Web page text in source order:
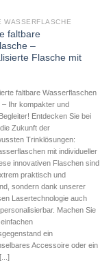
WASSERFLASCHE
faltbare
–
Flasche mit
faltbare Wasserflaschen
Ihr kompakter und
Entdecken Sie bei
Zukunft der
Trinklösungen:
mit individueller
innovativen Flaschen sind
praktisch und
sondern dank unserer
Lasertechnologie auch
Machen Sie
ein
Accessoire oder ein